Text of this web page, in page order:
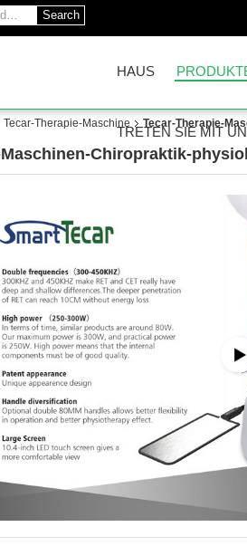
Search
HAUS
TRETEN SIE MIT
Tecar-Therapie-Maschine Tecar-Therapie-
Chiropraktik-